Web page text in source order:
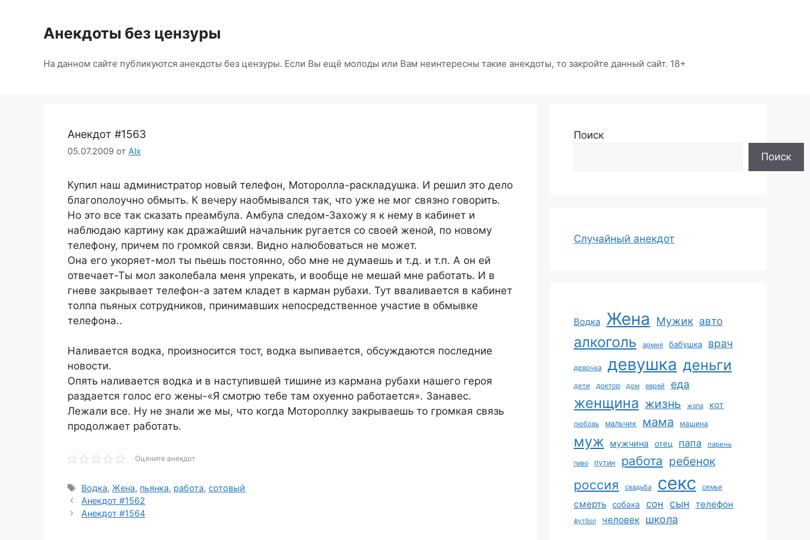
содержимомуАнекдоты без цензуры
На данном сайте публикуются анекдоты без цензуры. Если Вы ещё молоды или Вам неинтересны такие анекдоты, то закройте данный сайт. 18+
Анекдот #1563
05.07.2009 от Alx
Купил наш администратор новый телефон, Моторолла-раскладушка. И решил это дело
благополоучно обмыть. К вечеру наобмывался так, что уже не мог связно говорить.
Но это все так сказать преамбула. Амбула следом-Захожу я к нему в кабинет и
наблюдаю картину как дражайший начальник ругается со своей женой, по новому
телефону, причем по громкой связи. Видно налюбоваться не может.
Она его укоряет-мол ты пьешь постоянно, обо мне не думаешь и т.д. и т.п. А он ей
отвечает-Ты мол заколебала меня упрекать, и вообще не мешай мне работать. И в
гневе закрывает телефон-а затем кладет в карман рубахи. Тут вваливается в кабинет
толпа пьяных сотрудников, принимавших непосредственное участие в обмывке
телефона..
Наливается водка, произносится тост, водка выпивается, обсуждаются последние
новости.
Опять наливается водка и в наступившей тишине из кармана рубахи нашего героя
раздается голос его жены-«Я смотрю тебе там оxyенно работается». Занавес.
Лежали все. Ну не знали же мы, что когда Мотороллку закрываешь то громкая связь
продолжает работать.
Оцените анекдот
Метки
Водка, Жена, пьянка, работа,сотовый
Анекдот #1562
Анекдот #1564
Поиск
Поиск
Случайный анекдот
Водка Жена Мужик авто
алкоголь армия бабушка врач
девочка девушка деньги
дети доктор дом еврей еда
женщина жизнь жопа кот
любовь мальчик мама машина
муж мужчина отец папа парень
пиво путин работа ребенок
россия свадьба секс семья
смерть собака сон сын телефон
футбол человек школа